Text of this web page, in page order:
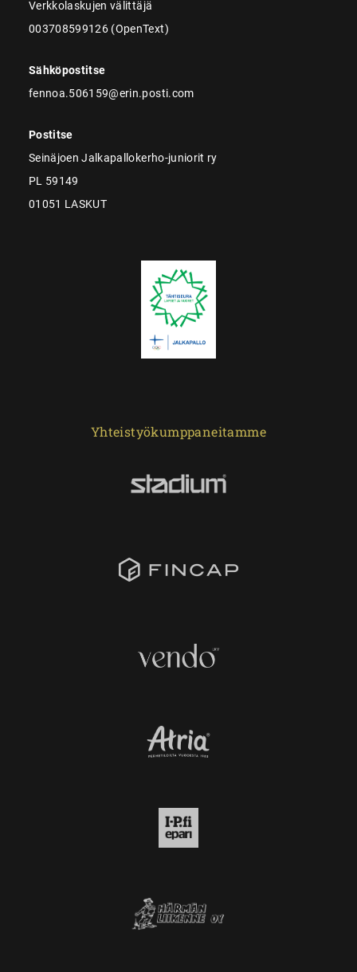
Verkkolaskujen välittäjä
003708599126 (OpenText)
Sähköpostitse
fennoa.506159@erin.posti.com
Postitse
Seinäjoen Jalkapallokerho-juniorit ry
PL 59149
01051 LASKUT
Yhteistyökumppaneitamme